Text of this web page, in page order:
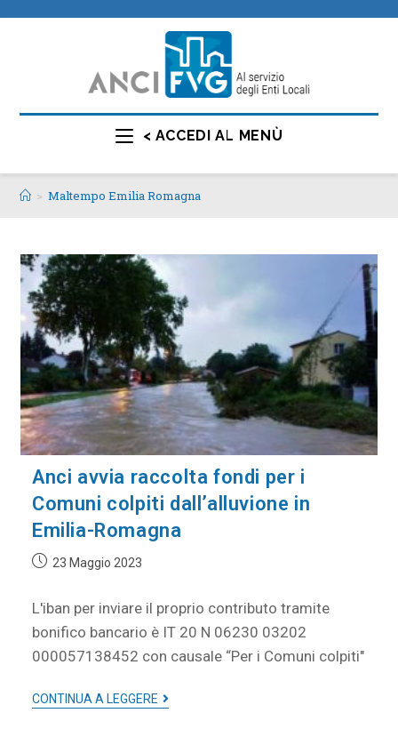
< ACCEDI AL MENÙ
> Maltempo Emilia Romagna
Anci avvia raccolta fondi per i
Comuni colpiti dall’alluvione in
Emilia-Romagna
23 Maggio 2023
L'iban per inviare il proprio contributo tramite
bonifico bancario è IT 20 N 06230 03202
000057138452 con causale “Per i Comuni colpiti"
CONTINUA A LEGGERE